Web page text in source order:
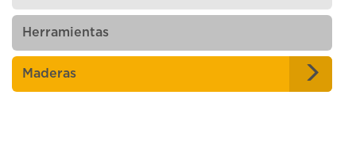
Herramientas
Maderas